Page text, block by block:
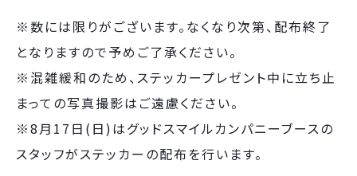
※数には限りがございます。なくなり次第、配布終了
となりますので予めご了承ください。
※混雑緩和のため、ステッカープレゼント中に立ち止
まっての写真撮影はご遠慮ください。
※8月17日(日)はグッドスマイルカンパニーブースの
スタッフがステッカーの配布を行います。